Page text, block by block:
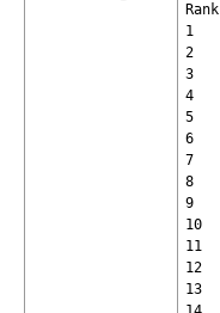
Rank	Team Name	Team #	Finish	Km	Leg Count
1	trial and error	29	17.05.2026 07:39:01	178.9	37
2	Sommernachtstraum	24	17.05.2026 08:28:58	178.9	37
3	Attackpoint Alliance	40	17.05.2026 06:42:28	174.1	36
4	Aggro Ponys	10	17.05.2026 07:38:20	168.8	36
5	Gängstaa	18	17.05.2026 07:19:01	166	35
6	Patchworkfamily	78	17.05.2026 08:27:12	164.1	35
7	Take the long way	36	17.05.2026 07:56:10	157.7	34
8	Startnummer 1	1	17.05.2026 08:13:24	155.9	34
9	Kapreolo Wildert	23	17.05.2026 08:54:08	156.3	34
10	Annina und die Wunderlampen	13	17.05.2026 08:14:14	147.6	33
11	Orgacz Treninkowy	17	17.05.2026 08:27:50	147.7	33
12	Dicke Ungarische Würste	8	17.05.2026 08:28:14	150.2	33
13	Leipziger Sechser	45	17.05.2026 08:31:01	147.6	33